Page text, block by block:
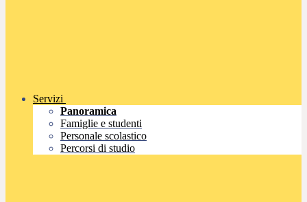
Servizi
Panoramica
Famiglie e studenti
Personale scolastico
Percorsi di studio